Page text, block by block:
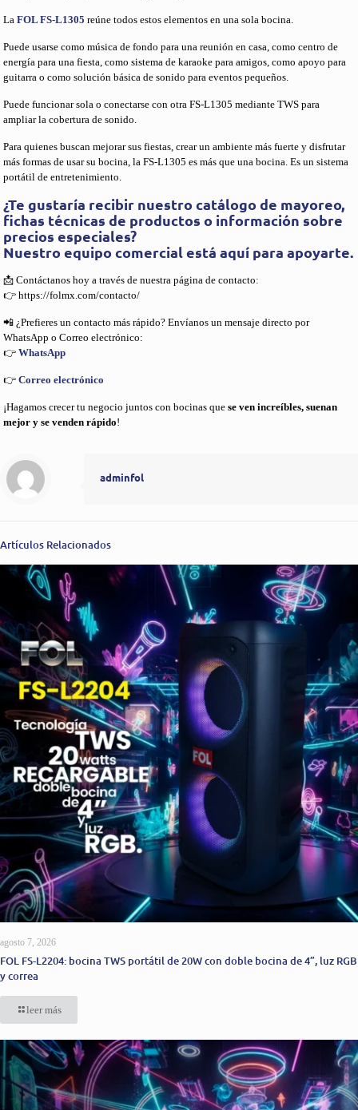
LaFOL FS-L1305 reúne todos estos elementos en una sola bocina.
Puede usarse como música de fondo para una reunión en casa, como centro de
energía para una fiesta, como sistema de karaoke para amigos, como apoyo para
guitarra o como solución básica de sonido para eventos pequeños.
Puede funcionar sola o conectarse con otra FS-L1305 mediante TWS para
ampliar la cobertura de sonido.
Para quienes buscan mejorar sus fiestas, crear un ambiente más fuerte y disfrutar
más formas de usar su bocina, la FS-L1305 es más que una bocina. Es un sistema
portátil de entretenimiento.
¿Te gustaría recibir nuestro catálogo de mayoreo,
fichas técnicas de productos o información sobre
precios especiales?
Nuestro equipo comercial está aquí para apoyarte.
📩 Contáctanos hoy a través de nuestra página de contacto:
👉 https://folmx.com/contacto/
📲 ¿Prefieres un contacto más rápido? Envíanos un mensaje directo por
WhatsApp o Correo electrónico:
👉WhatsApp
👉Correo electrónico
¡Hagamos crecer tu negocio juntos con bocinas quese ven increíbles, suenan
mejor y se venden rápido!
adminfol
Artículos Relacionados
agosto 7, 2026
FOL FS-L2204: bocina TWS portátil de 20W con doble bocina de 4”, luz RGB
y correa
leer más